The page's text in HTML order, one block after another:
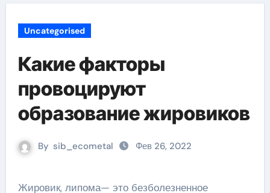
Uncategorised
Какие факторы
провоцируют
образование жировиков
By sib_ecometal Фев 26, 2022
Жировик, липома— это безболезненное